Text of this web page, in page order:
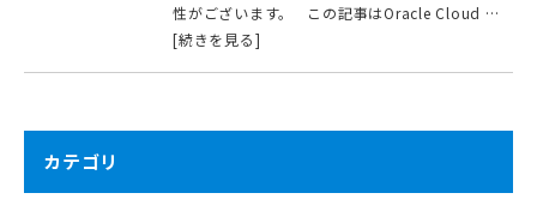
性がございます。 この記事はOracle Cloud …
[続きを見る]
カテゴリ